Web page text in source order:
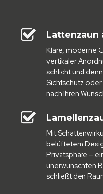
Lattenzaun
Klare, moderne
vertikaler
schlicht und
Sichtschutz
nach Ihren
Mit
belüftetem
Privatsphäre –
unerwünschten
schließt den